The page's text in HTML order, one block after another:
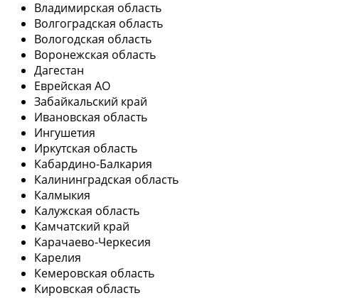
Владимирская область
Волгоградская область
Вологодская область
Воронежская область
Дагестан
Еврейская АО
Забайкальский край
Ивановская область
Ингушетия
Иркутская область
Кабардино-Балкария
Калининградская область
Калмыкия
Калужская область
Камчатский край
Карачаево-Черкесия
Карелия
Кемеровская область
Кировская область